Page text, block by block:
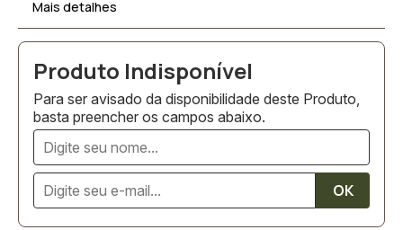
Mais detalhes
Para ser avisado da disponibilidade deste Produto,
basta preencher os campos abaixo.